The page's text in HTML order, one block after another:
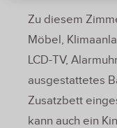
Zu diesem
Möbel,
LCD-TV,
ausgestattetes
Zusatzbett
kann auch ein